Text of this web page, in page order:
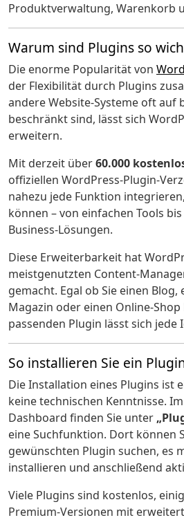
Produktverwaltung, Warenkorb
Warum sind Plugins so
Die enorme Popularität von
der Flexibilität durch Plugins
andere Website-Systeme oft auf
beschränkt sind, lässt sich
erweitern.
Mit derzeit über60.000
offiziellen WordPress-Plugin-
nahezu jede Funktion
können – von einfachen Tools
Business-Lösungen.
Diese Erweiterbarkeit hat
meistgenutzten Content-
gemacht. Egal ob Sie einen Blog,
Magazin oder einen Online-
passenden Plugin lässt sich jede
So installieren Sie ein
Die Installation eines Plugins ist
keine technischen Kenntnisse.
Dashboard finden Sie unter
eine Suchfunktion. Dort können
gewünschten Plugin suchen, es
installieren und anschließend
Viele Plugins sind kostenlos,
Premium-Versionen mit